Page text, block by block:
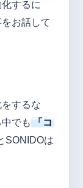
するに
お話して
するな
中でも
「コ
SONIDOは